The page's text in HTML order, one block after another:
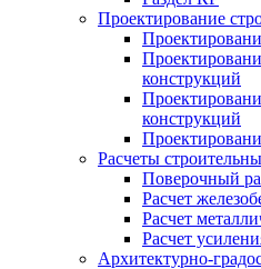
Проектирование
конструкций
конструкций
Расчеты
Поверочный
Расчет
Расчет
Расчет
Архитектурно-